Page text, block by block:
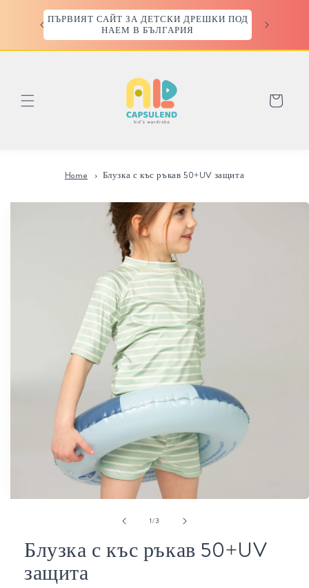
съдържанието
ДОСТАВКИ ЗА СОФИЯ-ЛИЧНО. ИЗВЪН
СОФИЯ- СПИДИ/ЕКОНТ
Количка
Home Блузка с къс ръкав 50+UV защита
Прескочи към
1/от
3
Блузка с къс ръкав 50+UV
защита